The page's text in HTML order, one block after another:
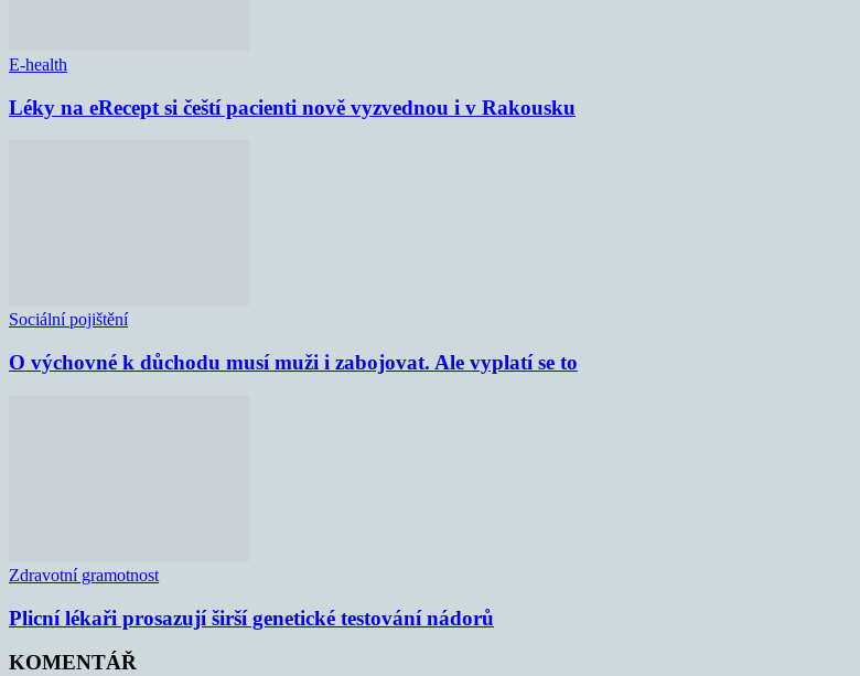
E-health
Léky na eRecept si čeští pacienti nově vyzvednou i v Rakousku
Sociální pojištění
O výchovné k důchodu musí muži i zabojovat. Ale vyplatí se to
Zdravotní gramotnost
Plicní lékaři prosazují širší genetické testování nádorů
KOMENTÁŘ